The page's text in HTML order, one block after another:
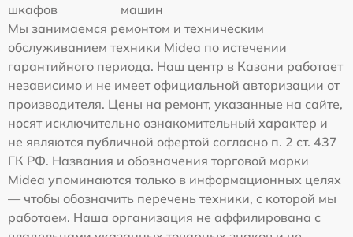
шкафов
машин
Мы занимаемся ремонтом и техническим
обслуживанием техники Midea по истечении
гарантийного периода. Наш центр в Казани работает
независимо и не имеет официальной авторизации от
производителя. Цены на ремонт, указанные на сайте,
носят исключительно ознакомительный характер и
не являются публичной офертой согласно п. 2 ст. 437
ГК РФ. Названия и обозначения торговой марки
Midea упоминаются только в информационных целях
— чтобы обозначить перечень техники, с которой мы
работаем. Наша организация не аффилирована с